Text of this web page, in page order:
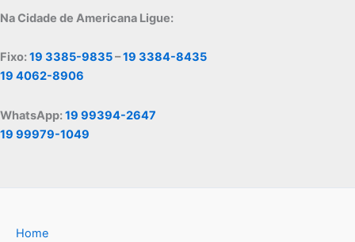
Na Cidade de Americana Ligue:
Fixo:19 3385-9835–19 3384-8435
19 4062-8906
WhatsApp:19 99394-2647
19 99979-1049
Home